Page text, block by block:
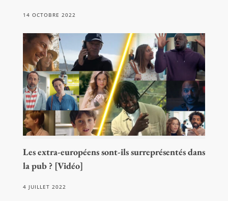
14 OCTOBRE 2022
Les extra-européens sont-ils surreprésentés dans
la pub ? [Vidéo]
4 JUILLET 2022